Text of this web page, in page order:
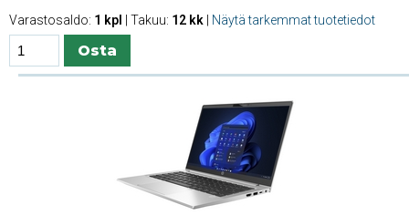
Varastosaldo: 1 kpl | Takuu: 12 kk Näytä tarkemmat tuotetiedot